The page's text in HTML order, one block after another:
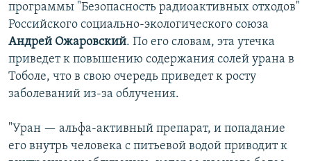
программы "Безопасность радиоактивных отходов"
Российского социально-экологического союза
Андрей Ожаровский. По его словам, эта утечка
приведет к повышению содержания солей урана в
Тоболе, что в свою очередь приведет к росту
заболеваний из-за облучения.
"Уран — альфа-активный препарат, и попадание
его внутрь человека с питьевой водой приводит к